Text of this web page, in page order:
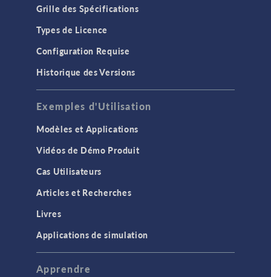
Grille des Spécifications
Types de Licence
Configuration Requise
Historique des Versions
Exemples d'Utilisation
Modèles et Applications
Vidéos de Démo Produit
Cas Utilisateurs
Articles et Recherches
Livres
Applications de simulation
Apprendre